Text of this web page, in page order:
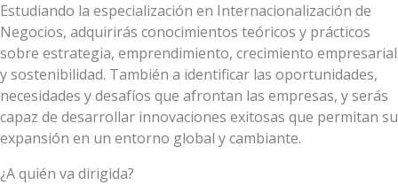
Estudiando la especialización en Internacionalización de
Negocios, adquirirás conocimientos teóricos y prácticos
sobre estrategia, emprendimiento, crecimiento empresarial
y sostenibilidad. También a identificar las oportunidades,
necesidades y desafíos que afrontan las empresas, y serás
capaz de desarrollar innovaciones exitosas que permitan su
expansión en un entorno global y cambiante.
¿A quién va dirigida?